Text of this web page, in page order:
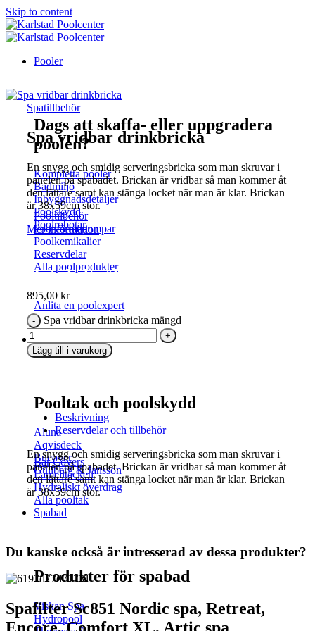
Skip to content
Pooler
Dags att skaffa- eller uppgradera
poolen?
Kompletta pooler
Badmiljö
Inbyggnadsdetaljer
Poolskydd
Poolrobotar
Pooltilbehör
Poolvärmepumpar
Poolkemikalier
Reservdelar
Alla poolprodukter
Inte helt säker?
Anlita en poolexpert
Pooltak
Pooltak och poolskydd
Aluna
Aqvisdeck
Bucover
Gullberg & Jansson
Bar Covers
Lamelltäcken
Hydraliskt överdrag
Alla pooltak
Spabad
Produkter för spabad
Viskan Spa
Hydropool
Spatillbehör
Spa vridbar drinkbricka
En snygg och smidig serveringsbricka som man skruvar i
panelen på spabadet. Brickan är vridbar så man kommer åt
den lättare samt kan stänga locket när man är klar. Brickan
är 38x59cm stor.
Mer information
895,00 kr
Spa vridbar drinkbricka mängd
Lägg till i varukorg
Beskrivning
Reservdelar och tillbehör
En snygg och smidig serveringsbricka som man skruvar i
panelen på spabadet. Brickan är vridbar så man kommer åt
den lättare samt kan stänga locket när man är klar. Brickan
är 38x59cm stor.
Du kanske också är intresserad av dessa produkter?
Spafilter Sc851 Nordic spa, Retreat,